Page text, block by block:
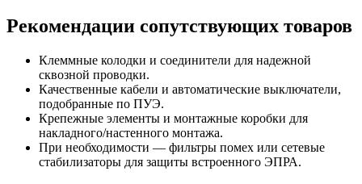
Рекомендации сопутствующих товаров
Клеммные колодки и соединители для надежной
сквозной проводки.
Качественные кабели и автоматические выключатели,
подобранные по ПУЭ.
Крепежные элементы и монтажные коробки для
накладного/настенного монтажа.
При необходимости — фильтры помех или сетевые
стабилизаторы для защиты встроенного ЭПРА.